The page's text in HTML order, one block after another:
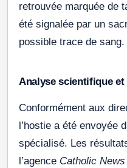
retrouvée marquée de
été signalée par un
possible trace de sang.
Analyse scientifique
Conformément aux
l’hostie a été envoyée
spécialisé. Les
l’agence Catholic